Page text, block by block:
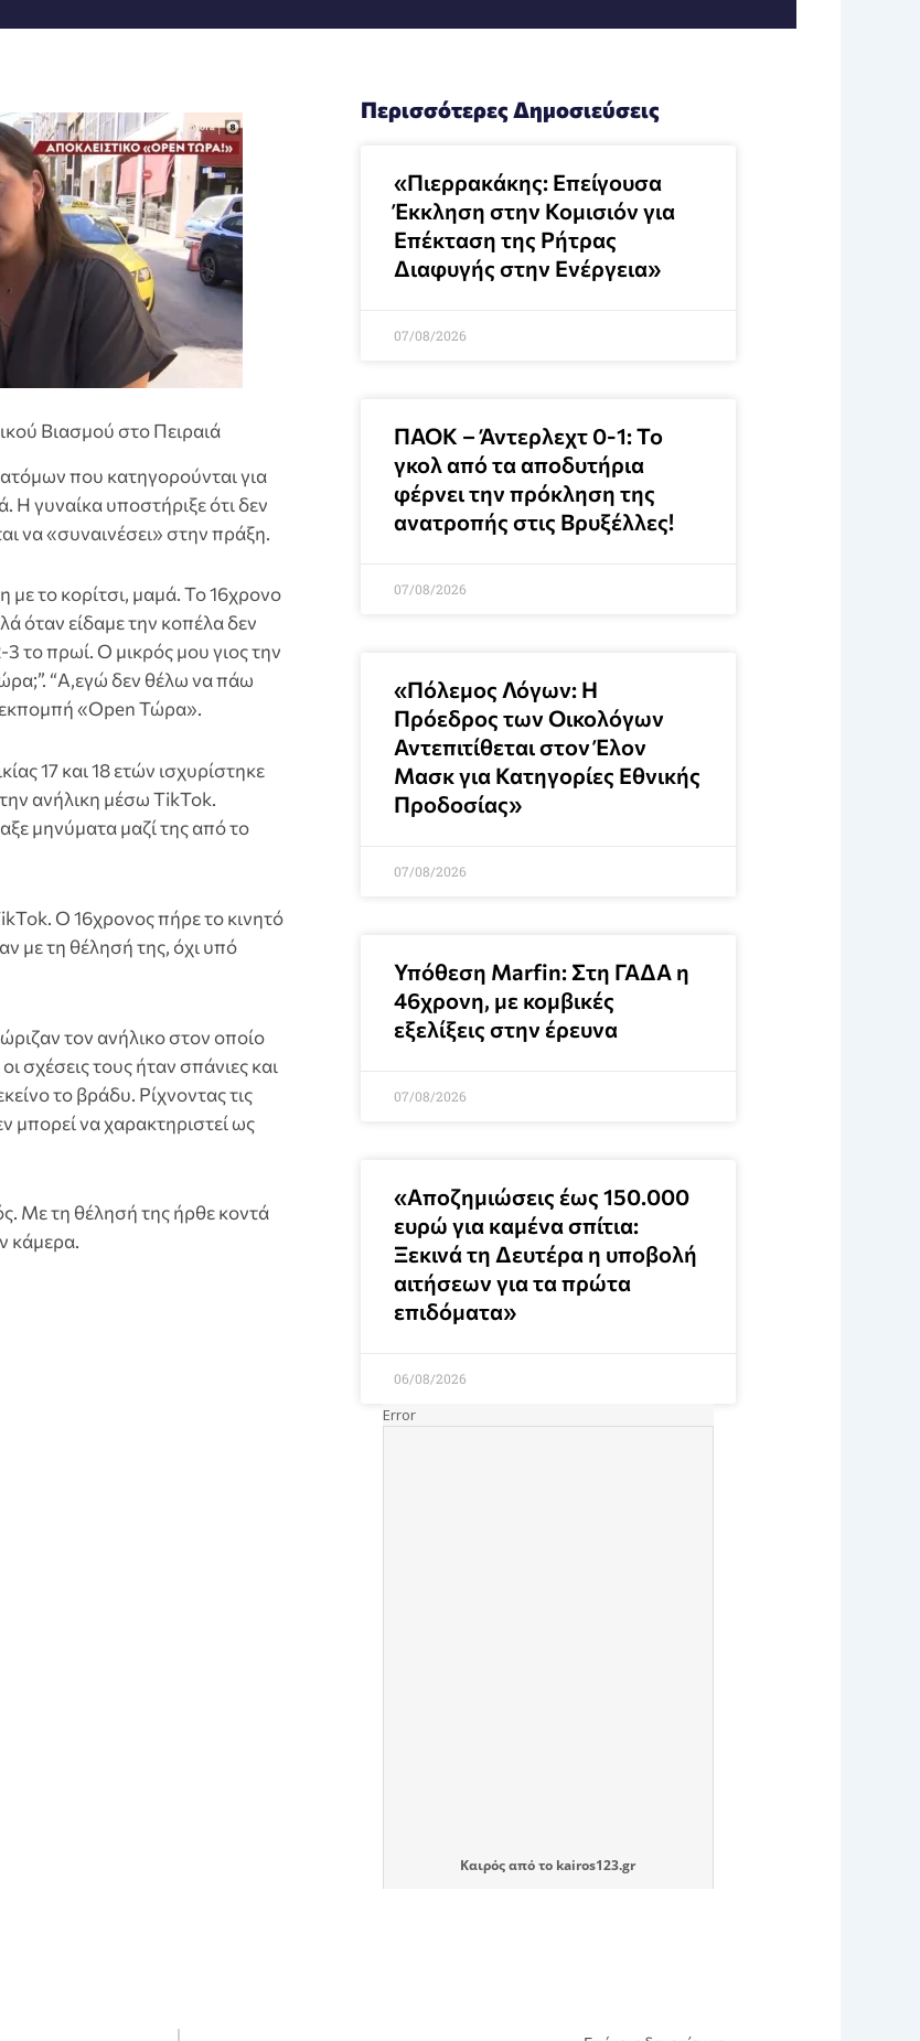
Βιασμού στο Πειραιά
που κατηγορούνται για
Η γυναίκα υποστήριξε ότι δεν
να «συναινέσει» στην πράξη.
με το κορίτσι, μαμά. Το 16χρονο
όταν είδαμε την κοπέλα δεν
το πρωί. Ο μικρός μου γιος την
“Α,εγώ δεν θέλω να πάω
εκπομπή «Open Τώρα».
17 και 18 ετών ισχυρίστηκε
την ανήλικη μέσω TikTok.
μηνύματα μαζί της από το
Ο 16χρονος πήρε το κινητό
με τη θέλησή της, όχι υπό
τον ανήλικο στον οποίο
σχέσεις τους ήταν σπάνιες και
το βράδυ. Ρίχνοντας τις
μπορεί να χαρακτηριστεί ως
Με τη θέλησή της ήρθε κοντά
κάμερα.
Περισσότερες Δημοσιεύσεις
«Πιερρακάκης: Επείγουσα
Έκκληση στην Κομισιόν για
Επέκταση της Ρήτρας
Διαφυγής στην Ενέργεια»
07/08/2026
ΠΑΟΚ – Άντερλεχτ 0-1: Το
γκολ από τα αποδυτήρια
φέρνει την πρόκληση της
ανατροπής στις Βρυξέλλες!
07/08/2026
«Πόλεμος Λόγων: Η
Πρόεδρος των Οικολόγων
Αντεπιτίθεται στον Έλον
Μασκ για Κατηγορίες Εθνικής
Προδοσίας»
07/08/2026
Υπόθεση Marfin: Στη ΓΑΔΑ η
46χρονη, με κομβικές
εξελίξεις στην έρευνα
07/08/2026
«Αποζημιώσεις έως 150.000
ευρώ για καμένα σπίτια:
Ξεκινά τη Δευτέρα η υποβολή
αιτήσεων για τα πρώτα
επιδόματα»
06/08/2026
Καιρόςαπό το kairos123.gr